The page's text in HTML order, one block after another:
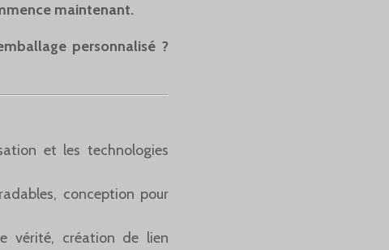
maintenant.
personnalisé ?
et les technologies
conception pour
vérité, création de lien